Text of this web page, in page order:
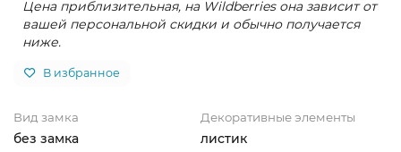
Цена приблизительная, на Wildberries она зависит от
вашей персональной скидки и обычно получается
ниже.
В избранное
Вид замка
без замка
Декоративные элементы
листик